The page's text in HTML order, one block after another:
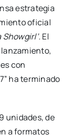
estrategia
oficial
El
con
ha terminado
unidades, de
a formatos